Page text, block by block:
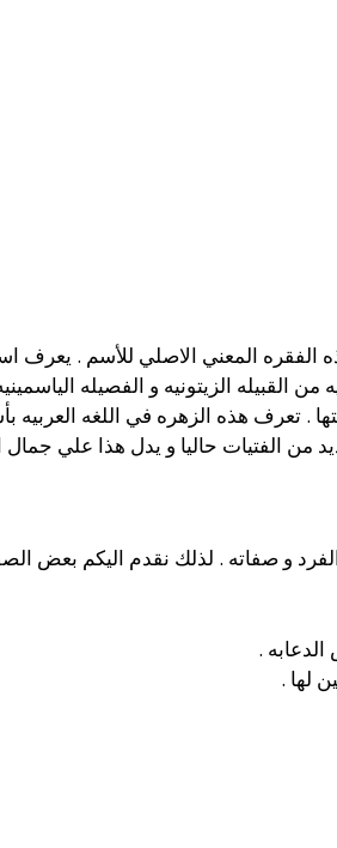
الفقره المعني الاصلي للأسم .
الزيتونيه و الفصيله
. تعرف هذه الزهره في اللغه
من الفتيات حاليا و يدل هذا علي
و صفاته . لذلك نقدم اليكم بعض
.
لها .